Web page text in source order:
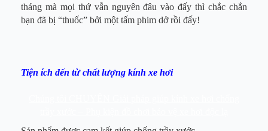
tháng mà mọi thứ vẫn nguyên đâu vào đấy thì chắc chắn
bạn đã bị “thuốc” bởi một tấm phim dở rồi đấy!
Tiện ích đến từ chất lượng kính xe hơi